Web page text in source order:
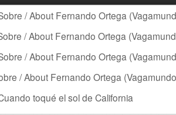
/ About Fernando Ortega
/ About Fernando Ortega
/ About Fernando Ortega
/ About Fernando Ortega
toqué el sol de California